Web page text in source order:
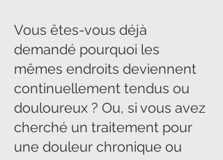
Vous êtes-vous déjà
demandé pourquoi les
mêmes endroits deviennent
continuellement tendus ou
douloureux ? Ou, si vous avez
cherché un traitement pour
une douleur chronique ou